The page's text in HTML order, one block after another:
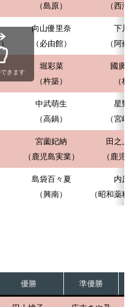
（島原）
（西海
向山優里奈
（必由館）
下川
（阿蘇
堀彩菜
（杵築）
國廣
（杵
中武萌生
（高鍋）
星野
（宮崎
宮薗妃納
（鹿児島実業）
田之上
（鹿児
島袋百々夏
（興南）
内原
（昭和薬
きます
優勝 準優勝